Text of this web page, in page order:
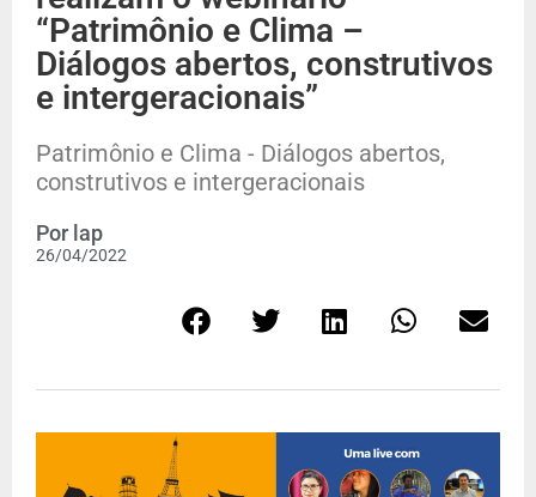
“Patrimônio e Clima –
Diálogos abertos, construtivos
e intergeracionais”
Patrimônio e Clima - Diálogos abertos,
construtivos e intergeracionais
Por lap
26/04/2022